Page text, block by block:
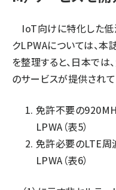
IoT向けに特化した低
クLPWAについては、本
を整理すると、日本では
のサービスが提供されて
免許不要の
LPWA（表5）
免許必要のLTE周
LPWA（表6）